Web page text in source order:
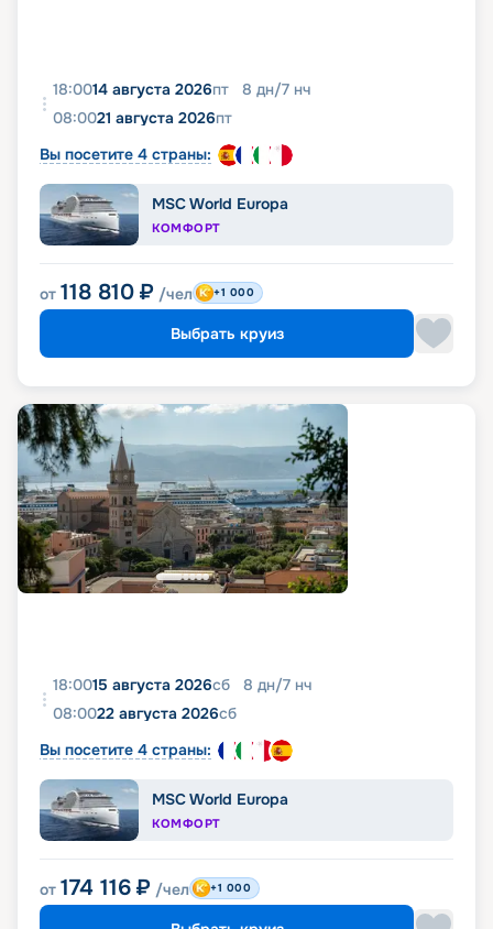
18:0014 августа 2026пт 8 дн/7 нч
08:0021 августа 2026пт
Вы посетите 4 страны:
MSC World Europa
КОМФОРТ
от 118 810 ₽ /чел +1 000
Выбрать круиз
18:0015 августа 2026сб 8 дн/7 нч
08:0022 августа 2026сб
Вы посетите 4 страны:
MSC World Europa
КОМФОРТ
от 174 116 ₽ /чел +1 000